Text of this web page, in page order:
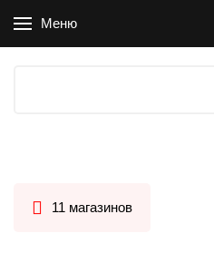
Меню
11 магазинов